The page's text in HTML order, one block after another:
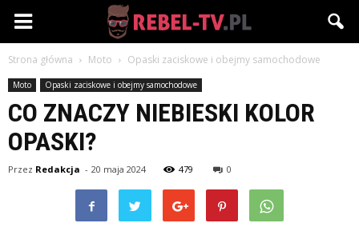
Rebel-
Strona główna Moto Opaski zaciskowe i obejmy samochodowe
Moto Opaski zaciskowe i obejmy samochodowe
CO ZNACZY NIEBIESKI KOLOR
OPASKI?
Przez Redakcja - 20 maja 2024 479 0